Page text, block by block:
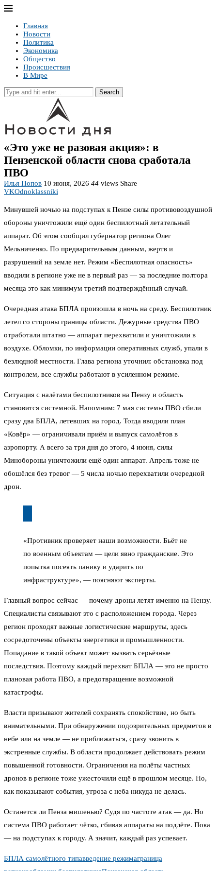
Главная
Новости
Политика
Экономика
Общество
Происшествия
В Мире
Search
«Это уже не разовая акция»: в
Пензенской области снова сработала
ПВО
Илья Попов 10 июня, 2026 44 views Share
VKOdnoklassniki
Минувшей ночью на подступах к Пензе силы противовоздушной
обороны уничтожили ещё один беспилотный летательный
аппарат. Об этом сообщил губернатор региона Олег
Мельниченко. По предварительным данным, жертв и
разрушений на земле нет. Режим «Беспилотная опасность»
вводили в регионе уже не в первый раз — за последние полтора
месяца это как минимум третий подтверждённый случай.
Очередная атака БПЛА произошла в ночь на среду. Беспилотник
летел со стороны границы области. Дежурные средства ПВО
отработали штатно — аппарат перехватили и уничтожили в
воздухе. Обломки, по информации оперативных служб, упали в
безлюдной местности. Глава региона уточнил: обстановка под
контролем, все службы работают в усиленном режиме.
Ситуация с налётами беспилотников на Пензу и область
становится системной. Напомним: 7 мая системы ПВО сбили
сразу два БПЛА, летевших на город. Тогда вводили план
«Ковёр» — ограничивали приём и выпуск самолётов в
аэропорту. А всего за три дня до этого, 4 июня, силы
Минобороны уничтожили ещё один аппарат. Апрель тоже не
обошёлся без тревог — 5 числа ночью перехватили очередной
дрон.
«Противник проверяет наши возможности. Бьёт не
по военным объектам — цели явно гражданские. Это
попытка посеять панику и ударить по
инфраструктуре», — поясняют эксперты.
Главный вопрос сейчас — почему дроны летят именно на Пензу.
Специалисты связывают это с расположением города. Через
регион проходят важные логистические маршруты, здесь
сосредоточены объекты энергетики и промышленности.
Попадание в такой объект может вызвать серьёзные
последствия. Поэтому каждый перехват БПЛА — это не просто
плановая работа ПВО, а предотвращение возможной
катастрофы.
Власти призывают жителей сохранять спокойствие, но быть
внимательными. При обнаружении подозрительных предметов в
небе или на земле — не приближаться, сразу звонить в
экстренные службы. В области продолжает действовать режим
повышенной готовности. Ограничения на полёты частных
дронов в регионе тоже ужесточили ещё в прошлом месяце. Но,
как показывают события, угроза с неба никуда не делась.
Останется ли Пенза мишенью? Судя по частоте атак — да. Но
система ПВО работает чётко, сбивая аппараты на подлёте. Пока
— на подступах к городу. А значит, каждый раз успевает.
БПЛА самолётного типавведение режимаграница